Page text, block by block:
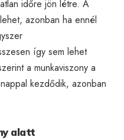
időre jön létre. A
azonban ha ennél
így sem lehet
a munkaviszony a
kezdődik, azonban
alatt